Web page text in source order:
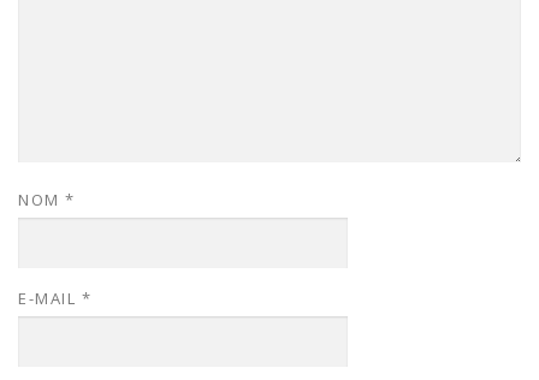
NOM *
E-MAIL *